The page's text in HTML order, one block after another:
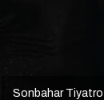
Sonbahar Tiyatro